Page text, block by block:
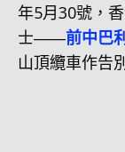
年5月30號，
士――前中巴
山頂纜車作告